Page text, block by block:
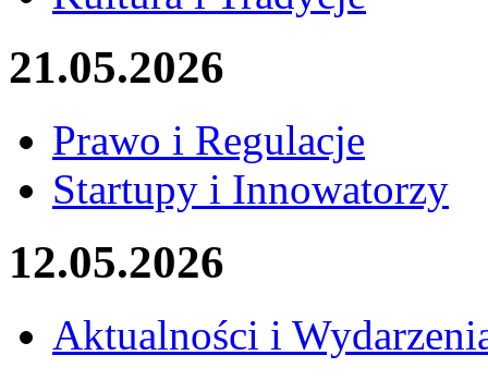
21.05.2026
Prawo i Regulacje
Startupy i Innowatorzy
12.05.2026
Aktualności i